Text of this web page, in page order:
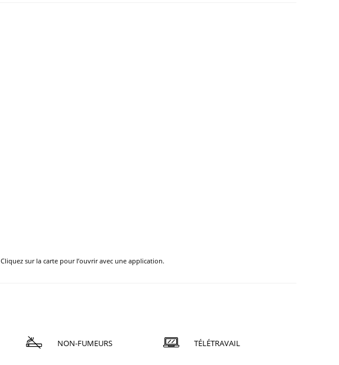
Cliquez sur la carte pour l’ouvrir avec une application.
NON-FUMEURS TÉLÉTRAVAIL